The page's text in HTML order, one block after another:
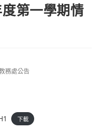
第一學期情
務處公告
下載